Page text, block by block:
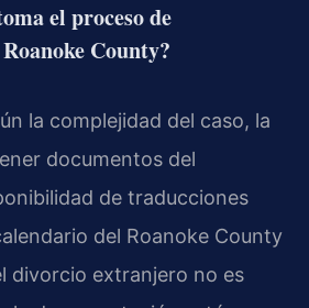
el proceso de
County?
la complejidad del caso, la
documentos del
de traducciones
del Roanoke County
divorcio extranjero no es